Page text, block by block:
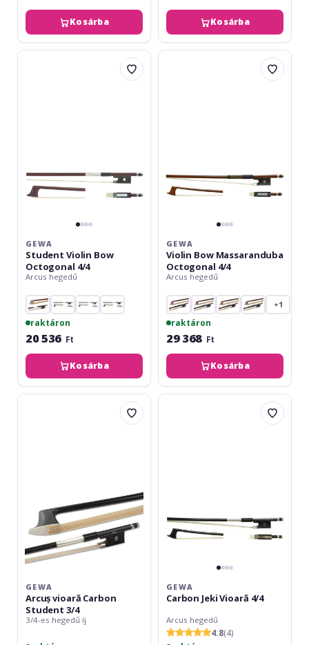
Kosárba Kosárba
Gewa
GEWA
Student Violin Bow
Octogonal 4/4
Arcus hegedű
raktáron
20 536 Ft
Kosárba
Gewa
GEWA
Violin Bow Massaranduba
Octogonal 4/4
Arcus hegedű
+1
raktáron
29 368 Ft
Kosárba
Gewa
GEWA
Arcuș vioară Carbon
Student 3/4
3/4-es hegedű íj
Gewa
GEWA
Carbon Jeki Vioară 4/4
Arcus hegedű
4.8(4)